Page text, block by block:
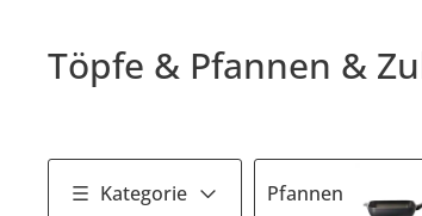
Töpfe & Pfannen &
Kategorie Pfannen